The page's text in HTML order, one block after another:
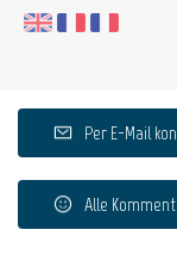
Per E-Mail
Alle